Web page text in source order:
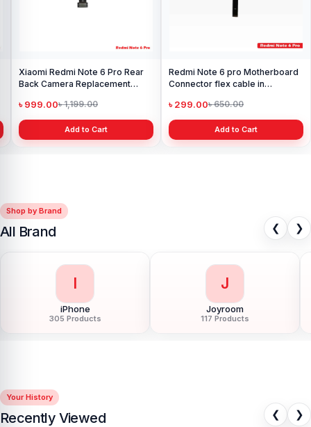
Xiaomi Redmi Note 6 Pro Rear
Back Camera Replacement
৳ 999.00৳ 1,199.00
Add to Cart
Redmi Note 6 pro Motherboard
Connector flex cable in
৳ 299.00৳ 650.00
Add to Cart
Shop by Brand
All Brand ❮ ❯
I
iPhone
305 Products
J
Joyroom
117 Products
Your History
Recently Viewed ❮ ❯